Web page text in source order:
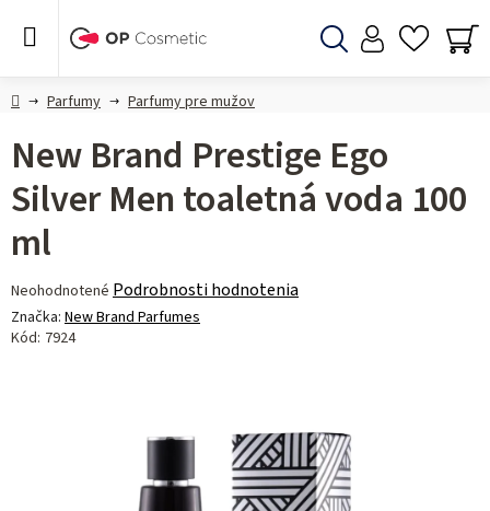
DomovParfumy Parfumy pre mužov
New Brand Prestige Ego
Silver Men toaletná voda 100
ml
Priemerné
hodnotenie
produktu
Neohodnotené Podrobnosti hodnotenia
Značka: New Brand Parfumes
Kód: 7924